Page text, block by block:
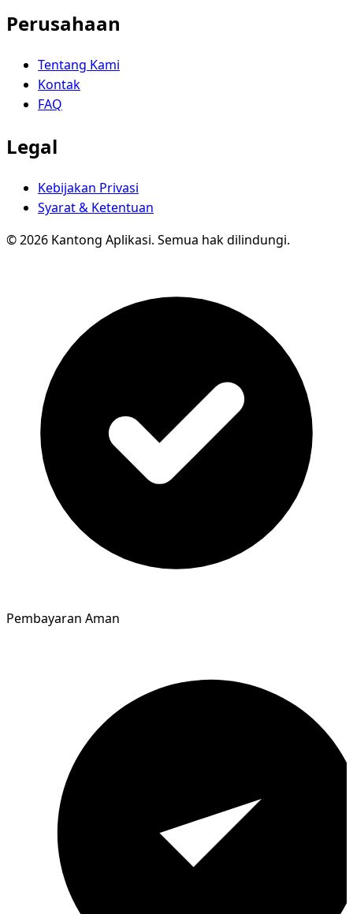
Perusahaan
Tentang Kami
Kontak
FAQ
Legal
Kebijakan Privasi
Syarat & Ketentuan
© 2026 Kantong Aplikasi. Semua hak dilindungi.
Pembayaran Aman